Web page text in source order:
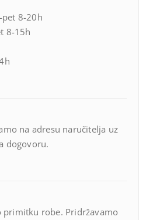
8-20h
8-15h
na adresu naručitelja uz
dogovoru.
primitku robe. Pridržavamo